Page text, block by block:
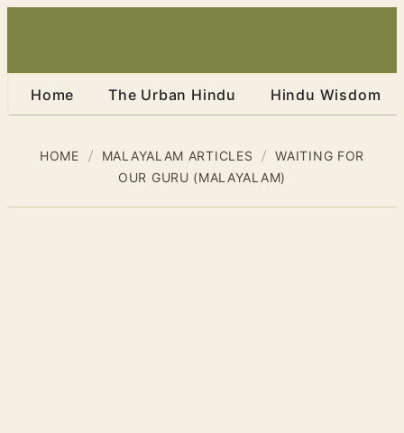
Home The Urban Hindu Hindu Wisdom
HOME MALAYALAM ARTICLES
WAITING FOR
OUR GURU (MALAYALAM)